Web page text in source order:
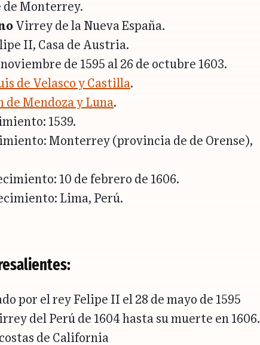
de Monterrey.
Virrey de la Nueva España.
II, Casa de Austria.
de 1595 al 26 de octubre 1603.
de Velasco y Castilla.
de Mendoza y Luna.
1539.
Monterrey (provincia de de Orense),
10 de febrero de 1606.
Lima, Perú.
por el rey Felipe II el 28 de mayo de 1595
del Perú de 1604 hasta su muerte en 1606.
de California